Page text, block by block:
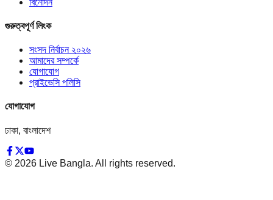
গুরুত্বপূর্ণ লিংক
সংসদ নির্বাচন ২০২৬
আমাদের সম্পর্কে
যোগাযোগ
প্রাইভেসি পলিসি
যোগাযোগ
ঢাকা, বাংলাদেশ
© 2026 Live Bangla. All rights reserved.